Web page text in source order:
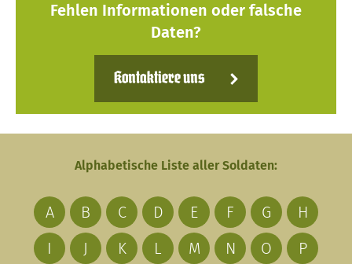
Fehlen Informationen oder falsche
Daten?
Kontaktiere uns
Alphabetische Liste aller Soldaten:
A B C D E F G
H
I
J K L M N O
P